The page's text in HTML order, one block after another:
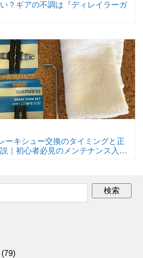
？ギアの不調は『ディレイラーガ
ーキシュー交換のタイミングと正
｜初心者必見のメンテナンス入
(79)